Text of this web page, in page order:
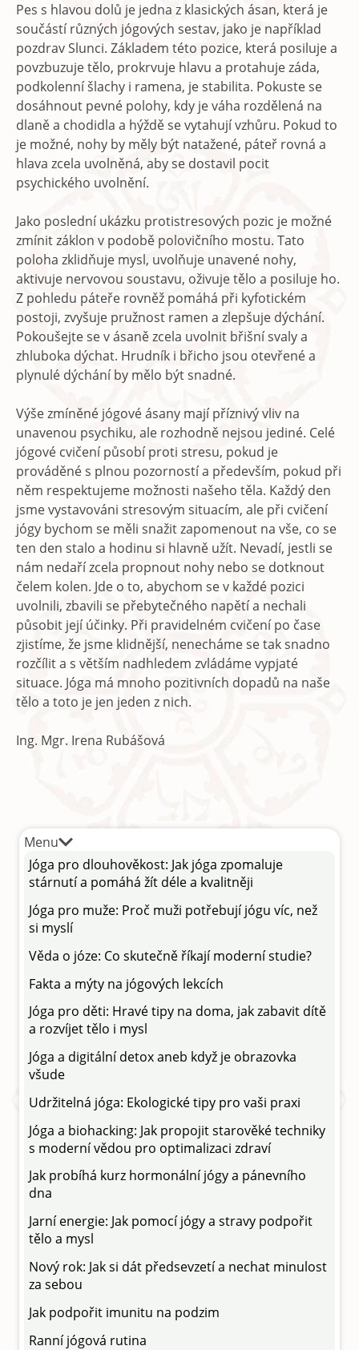
Pes s hlavou dolů je jedna z klasických ásan, která je
součástí různých jógových sestav, jako je například
pozdrav Slunci. Základem této pozice, která posiluje a
povzbuzuje tělo, prokrvuje hlavu a protahuje záda,
podkolenní šlachy i ramena, je stabilita. Pokuste se
dosáhnout pevné polohy, kdy je váha rozdělená na
dlaně a chodidla a hýždě se vytahují vzhůru. Pokud to
je možné, nohy by měly být natažené, páteř rovná a
hlava zcela uvolněná, aby se dostavil pocit
psychického uvolnění.
Jako poslední ukázku protistresových pozic je možné
zmínit záklon v podobě polovičního mostu. Tato
poloha zklidňuje mysl, uvolňuje unavené nohy,
aktivuje nervovou soustavu, oživuje tělo a posiluje ho.
Z pohledu páteře rovněž pomáhá při kyfotickém
postoji, zvyšuje pružnost ramen a zlepšuje dýchání.
Pokoušejte se v ásaně zcela uvolnit břišní svaly a
zhluboka dýchat. Hrudník i břicho jsou otevřené a
plynulé dýchání by mělo být snadné.
Výše zmíněné jógové ásany mají příznivý vliv na
unavenou psychiku, ale rozhodně nejsou jediné. Celé
jógové cvičení působí proti stresu, pokud je
prováděné s plnou pozorností a především, pokud při
něm respektujeme možnosti našeho těla. Každý den
jsme vystavováni stresovým situacím, ale při cvičení
jógy bychom se měli snažit zapomenout na vše, co se
ten den stalo a hodinu si hlavně užít. Nevadí, jestli se
nám nedaří zcela propnout nohy nebo se dotknout
čelem kolen. Jde o to, abychom se v každé pozici
uvolnili, zbavili se přebytečného napětí a nechali
působit její účinky. Při pravidelném cvičení po čase
zjistíme, že jsme klidnější, nenecháme se tak snadno
rozčílit a s větším nadhledem zvládáme vypjaté
situace. Jóga má mnoho pozitivních dopadů na naše
tělo a toto je jen jeden z nich.
Ing. Mgr. Irena Rubášová
Menu
Jóga pro dlouhověkost: Jak jóga zpomaluje
stárnutí a pomáhá žít déle a kvalitněji
Jóga pro muže: Proč muži potřebují jógu víc, než
si myslí
Věda o józe: Co skutečně říkají moderní studie?
Fakta a mýty na jógových lekcích
Jóga pro děti: Hravé tipy na doma, jak zabavit dítě
a rozvíjet tělo i mysl
Jóga a digitální detox aneb když je obrazovka
všude
Udržitelná jóga: Ekologické tipy pro vaši praxi
Jóga a biohacking: Jak propojit starověké techniky
s moderní vědou pro optimalizaci zdraví
Jak probíhá kurz hormonální jógy a pánevního
dna
Jarní energie: Jak pomocí jógy a stravy podpořit
tělo a mysl
Nový rok: Jak si dát předsevzetí a nechat minulost
za sebou
Jak podpořit imunitu na podzim
Ranní jógová rutina